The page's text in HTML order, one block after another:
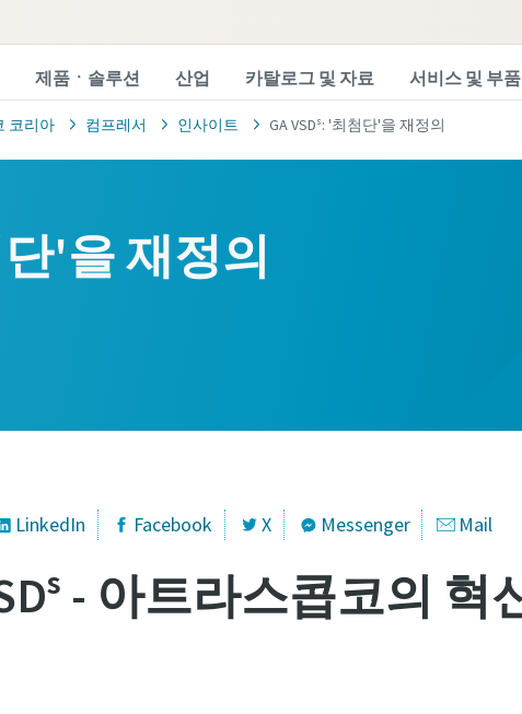
제품ㆍ솔루션 산업 카탈로그 및 자료 서비스 및 부품
코리아 컴프레서 인사이트 GA VSDˢ: '최첨단'을 재정의
'을 재정의
LinkedIn Facebook X Messenger Mail
- 아트라스콥코의